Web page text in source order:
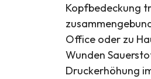
Kopfbedeckung
Office oder zu
Wunden
Druckerhöhung